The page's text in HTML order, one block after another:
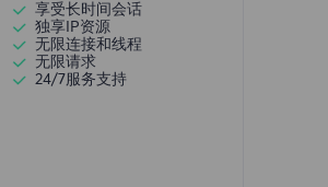
享受长时间会话
独享IP资源
无限连接和线程
无限请求
24/7服务支持